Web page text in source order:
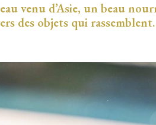
venu d’Asie, un beau
des objets qui rassemblent.